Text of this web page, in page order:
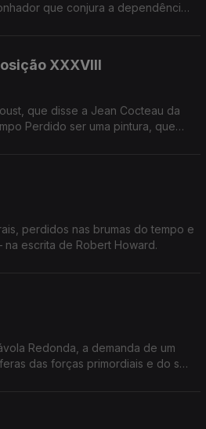
que conjura a dependência
XXXVIII
que disse a Jean Cocteau da
Perdido ser uma pintura, que
perdidos nas brumas do tempo e
na escrita de Robert Howard.
Redonda, a demanda de um